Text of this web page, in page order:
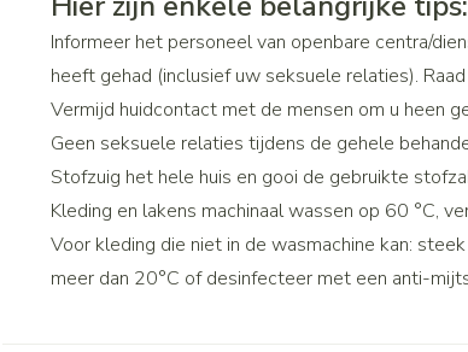
Handhygiëne
Manicure & pedicure
Droge mond
Elektrische tandenborstels
Interdentaal - flos
Nagels
Nagellak
Kalk- en
Nagelbijten
Nagelversterkend
Toon meer
Batterijen
Toebehoren
Steriel materiaal
Massagebalsem en inhalatie
Hormonaal stelsel
Gynaecologie
Anti tumor
Informeer het personeel van openbare centra/
heeft gehad (inclusief uw seksuele relaties).
Vermijd huidcontact met de mensen om u heen
Geen seksuele relaties tijdens de gehele
Stofzuig het hele huis en gooi de gebruikte
Kleding en lakens machinaal wassen op 60 °C,
Voor kleding die niet in de wasmachine kan:
meer dan 20°C of desinfecteer met een anti-